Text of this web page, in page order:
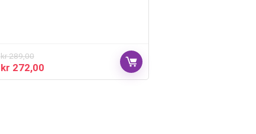
kr289,00
kr 272,00